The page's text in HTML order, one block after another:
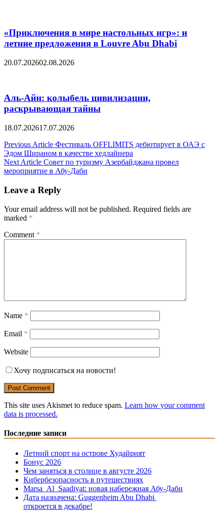
«Приключения в мире настольных игр»: и
летние предложения в Louvre Abu Dhabi
20.07.202602.08.2026
Аль-Айн: колыбель цивилизации,
раскрывающая тайны
18.07.202617.07.2026
Post
navigation
Previous Article Фестиваль OFFLIMITS дебютирует в ОАЭ с
Эдом Шираном в качестве хедлайнера
Next Article Совет по туризму Азербайджана провел
мероприятие в Абу-Даби
Leave a Reply
Your email address will not be published. Required fields are
marked *
Comment *
Name *
Email *
Website
Хочу подписаться на новости!
This site uses Akismet to reduce spam. Learn how your comment
data is processed.
Последние записи
Летний спорт на острове Худайрият
Бонус 2026
Чем заняться в столице в августе 2026
Кибербезопасность в путешествиях
Marsa Al Saadiyat: новая на6ережная Абу-Даби
Дата назначена: Guggenheim Abu Dhabi
откроется в декабре!